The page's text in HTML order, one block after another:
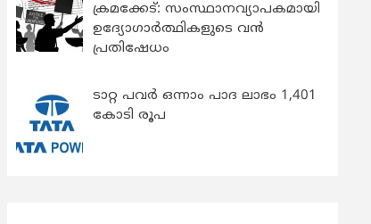
ക്രമക്കേട്: സംസ്ഥാനവ്യാപകമായി
ഉദ്യോഗാര്‍ത്ഥികളുടെ വന്‍
പ്രതിഷേധം
ടാറ്റ പവർ ഒന്നാം പാദ ലാഭം 1,401
കോടി രൂപ